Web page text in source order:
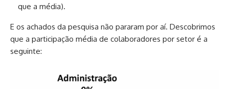
que a média).
E os achados da pesquisa não pararam por aí. Descobrimos
que a participação média de colaboradores por setor é a
seguinte: